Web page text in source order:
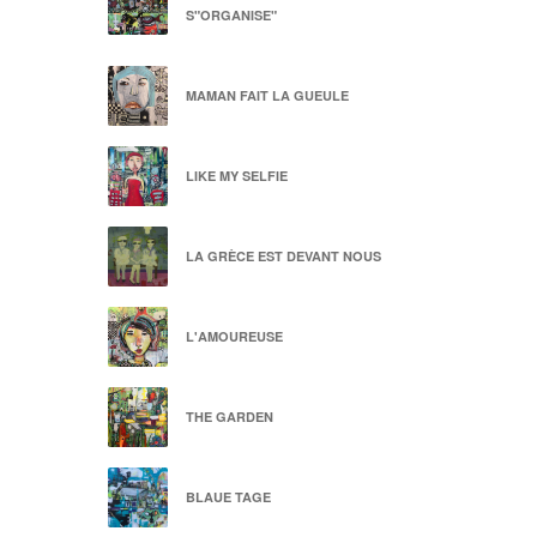
S"ORGANISE"
MAMAN FAIT LA GUEULE
LIKE MY SELFIE
LA GRÈCE EST DEVANT NOUS
L'AMOUREUSE
THE GARDEN
BLAUE TAGE